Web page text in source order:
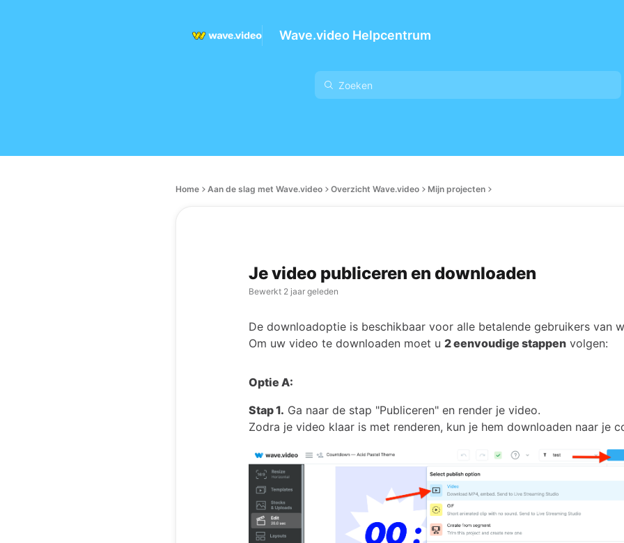
Wave.video Helpcentrum
Home Aan de slag met Wave.video Overzicht Wave.video Mijn projecten
Je video publiceren en downloaden
Bewerkt 2 jaar geleden
De downloadoptie is beschikbaar voor alle betalende gebruikers van
Om uw video te downloaden moet u 2 eenvoudige stappen volgen:
Optie A:
Stap 1. Ga naar de stap "Publiceren" en render je video.
Zodra je video klaar is met renderen, kun je hem downloaden naar je